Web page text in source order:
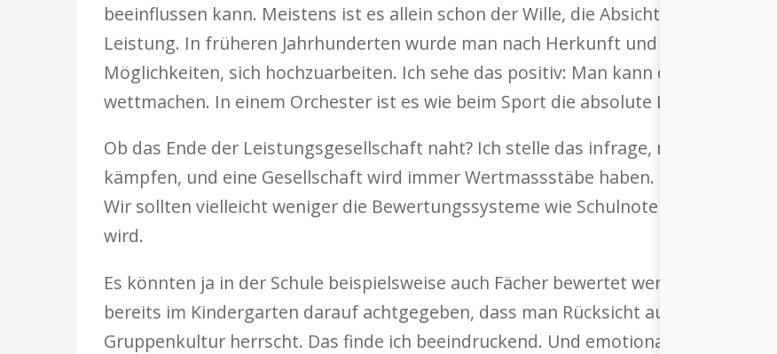
beeinflussen kann. Meistens ist es allein schon der Wille, die Absicht, die
Leistung. In früheren Jahrhunderten wurde man nach Herkunft und Stand
Möglichkeiten, sich hochzuarbeiten. Ich sehe das positiv: Man kann durch
wettmachen. In einem Orchester ist es wie beim Sport die absolute Leistung, die
Ob das Ende der Leistungsgesellschaft naht? Ich stelle das infrage, man hat
kämpfen, und eine Gesellschaft wird immer Wertmassstäbe haben.
Wir sollten vielleicht weniger die Bewertungssysteme wie Schulnoten hinterfragen
wird.
Es könnten ja in der Schule beispielsweise auch Fächer bewertet werden wie
bereits im Kindergarten darauf achtgegeben, dass man Rücksicht auf andere
Gruppenkultur herrscht. Das finde ich beeindruckend. Und emotionale Intelligenz